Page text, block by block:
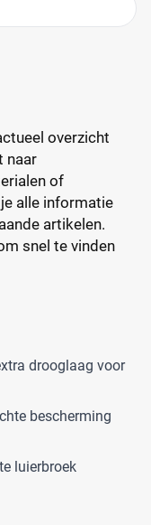
overzicht
naar
of
alle informatie
artikelen.
snel te vinden
drooglaag voor
bescherming
luierbroek